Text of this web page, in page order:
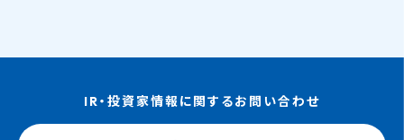
IR・投資家情報に関するお問い合わせ